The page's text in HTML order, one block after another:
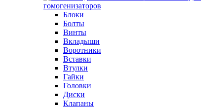
гомогенизаторов
Блоки
Болты
Винты
Вкладыши
Воротники
Вставки
Втулки
Гайки
Головки
Диски
Клапаны